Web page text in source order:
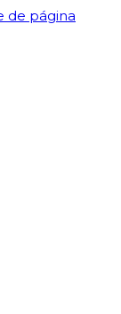
de página